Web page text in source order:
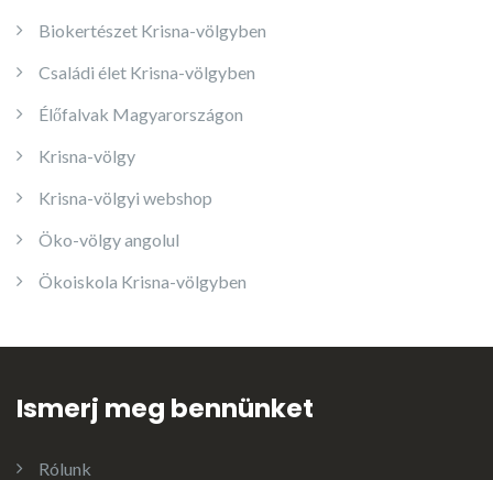
Biokertészet Krisna-völgyben
Családi élet Krisna-völgyben
Élőfalvak Magyarországon
Krisna-völgy
Krisna-völgyi webshop
Öko-völgy angolul
Ökoiskola Krisna-völgyben
Ismerj meg bennünket
Rólunk